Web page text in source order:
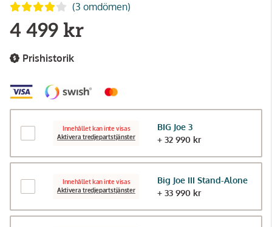
(3 omdömen)
4 499 kr
Prishistorik
Innehållet kan inte visas
Aktivera tredjepartstjänster
BIG Joe 3
+ 32 990 kr
Innehållet kan inte visas
Aktivera tredjepartstjänster
Big Joe III Stand-Alone
+ 33 990 kr